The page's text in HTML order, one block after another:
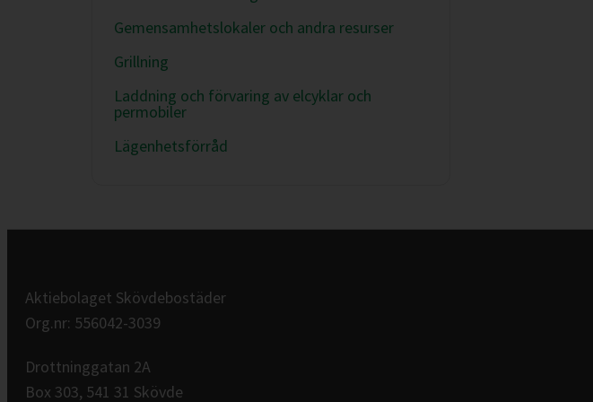
Gemensamhetslokaler och andra resurser
Grillning
Laddning och förvaring av elcyklar och
permobiler
Lägenhetsförråd
Aktiebolaget Skövdebostäder
Org.nr: 556042-3039
Drottninggatan 2A
Box 303, 541 31 Skövde